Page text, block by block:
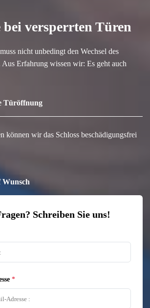
versperrten Türen
nicht unbedingt den Wechsel des
Aus Erfahrung wissen wir: Es geht auch
Türöffnung
können wir das Schloss beschädigungsfrei
Wunsch
Schreiben Sie uns!